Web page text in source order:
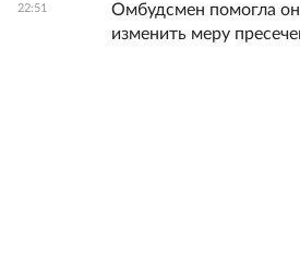
22:51
Омбудсмен помогла
изменить меру